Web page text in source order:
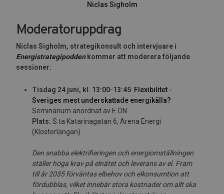
Niclas Sigholm
Moderatoruppdrag
Niclas Sigholm, strategikonsult och intervjuare i
Energistrategipodden kommer att moderera följande
sessioner:
Tisdag 24 juni, kl. 13:00-13:45: Flexibilitet -
Sveriges mest underskattade energikälla?
Seminarium anordnat av E.ON
Plats: S:ta Katarinagatan 6, Arena Energi
(Klosterlängan)
Den snabba elektrifieringen och energiomställningen
ställer höga krav på elnätet och leverans av el. Fram
till år 2035 förväntas elbehov och elkonsumtion att
fördubblas, vilket innebär stora kostnader om allt ska